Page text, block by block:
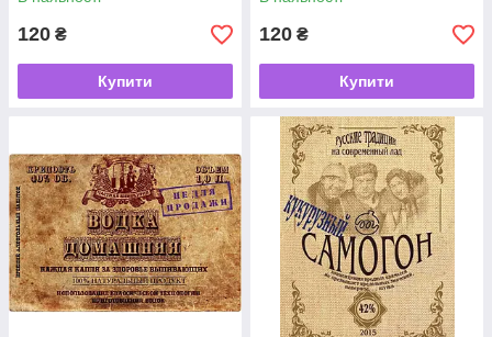
120 ₴
Купити
120 ₴
Купити